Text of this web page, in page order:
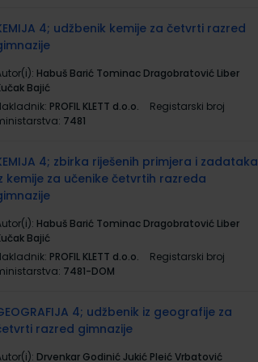
4; udžbenik kemije za četvrti razred
Habuš Barić Tominac Dragobratović Liber
Bajić
PROFIL KLETT d.o.o.
Registarski broj
7481
4; zbirka riješenih primjera i zadataka
kemije za učenike četvrtih razreda
Habuš Barić Tominac Dragobratović Liber
Bajić
PROFIL KLETT d.o.o.
Registarski broj
7481-DOM
4; udžbenik iz geografije za
razred gimnazije
Drvenkar Godinić Jukić Pleić Vrbatović